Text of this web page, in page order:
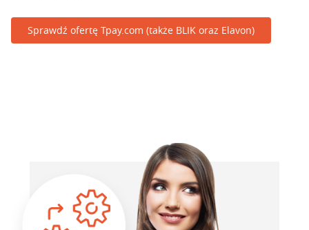
Sprawdź ofertę Tpay.com (także BLIK oraz Elavon)